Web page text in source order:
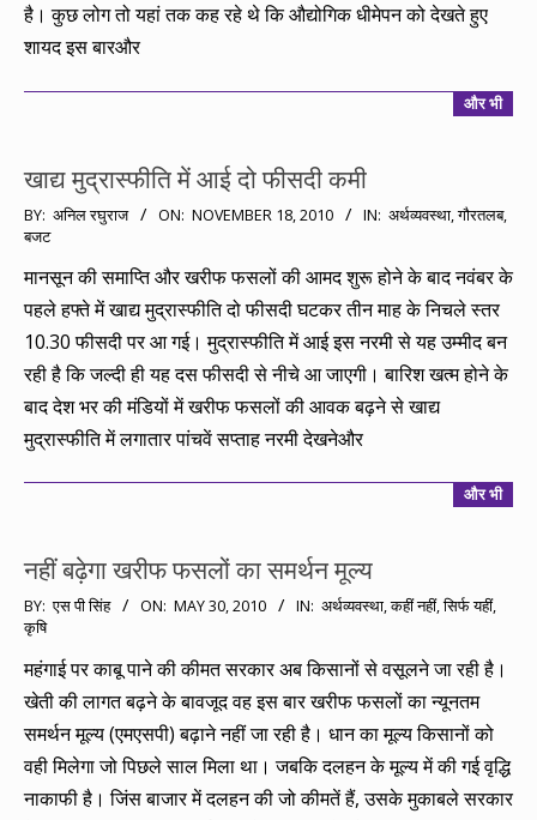
है। कुछ लोग तो यहां तक कह रहे थे कि औद्योगिक धीमेपन को देखते हुए
शायद इस बारऔर
और भी
खाद्य मुद्रास्फीति में आई दो फीसदी कमी
2010-
11-
18
BY: अनिल रघुराज ON: NOVEMBER 18, 2010 IN: अर्थव्यवस्था,गौरतलब,
बजट
मानसून की समाप्ति और खरीफ फसलों की आमद शुरू होने के बाद नवंबर के
पहले हफ्ते में खाद्य मुद्रास्फीति दो फीसदी घटकर तीन माह के निचले स्तर
10.30 फीसदी पर आ गई। मुद्रास्फीति में आई इस नरमी से यह उम्मीद बन
रही है कि जल्दी ही यह दस फीसदी से नीचे आ जाएगी। बारिश खत्म होने के
बाद देश भर की मंडियों में खरीफ फसलों की आवक बढ़ने से खाद्य
मुद्रास्फीति में लगातार पांचवें सप्ताह नरमी देखनेऔर
और भी
नहीं बढ़ेगा खरीफ फसलों का समर्थन मूल्य
2010-
05-
30
BY: एस पी सिंह ON: MAY 30, 2010 IN: अर्थव्यवस्था,कहीं नहीं, सिर्फ यहीं,
कृषि
महंगाई पर काबू पाने की कीमत सरकार अब किसानों से वसूलने जा रही है।
खेती की लागत बढ़ने के बावजूद वह इस बार खरीफ फसलों का न्यूनतम
समर्थन मूल्य (एमएसपी) बढ़ाने नहीं जा रही है। धान का मूल्य किसानों को
वही मिलेगा जो पिछले साल मिला था। जबकि दलहन के मूल्य में की गई वृद्धि
नाकाफी है। जिंस बाजार में दलहन की जो कीमतें हैं, उसके मुकाबले सरकार